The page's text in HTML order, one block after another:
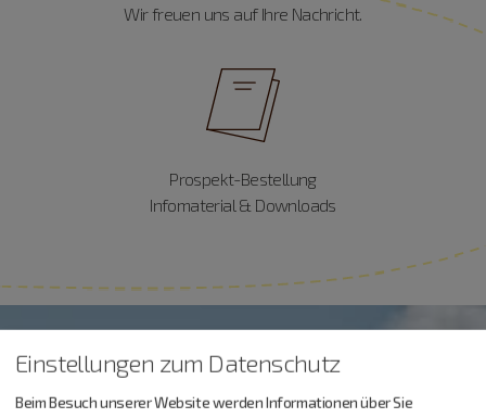
Wir freuen uns auf Ihre Nachricht.
Prospekt-Bestellung
Infomaterial & Downloads
Einstellungen zum Datenschutz
Beim Besuch unserer Website werden Informationen über Sie